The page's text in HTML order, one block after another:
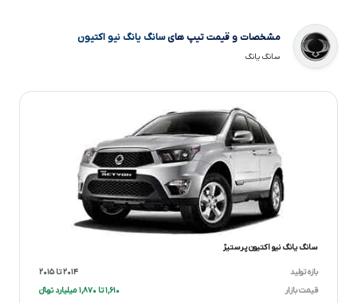
مشخصات و قیمت تیپ هایسانگ یانگ نیو اکتیون
سانگ یانگ
سانگ یانگ نیو اکتیون پرستیژ
بازه تولید
۲۰۱۴ تا ۲۰۱۵
قیمت بازار
۱,۶۱۰ تا ۱,۸۷۰ میلیارد تومانءءء